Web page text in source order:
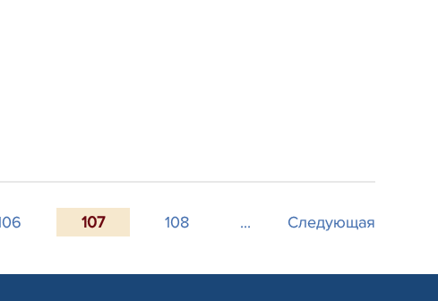
107 108 ... Следующая